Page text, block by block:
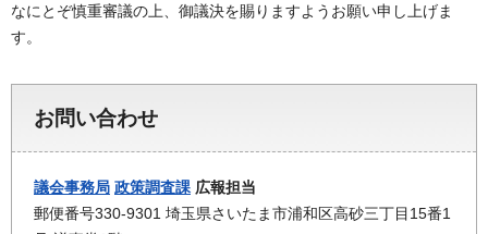
なにとぞ慎重審議の上、御議決を賜りますようお願い申し上げま
す。
お問い合わせ
議会事務局 政策調査課 広報担当
郵便番号330-9301 埼玉県さいたま市浦和区高砂三丁目15番1